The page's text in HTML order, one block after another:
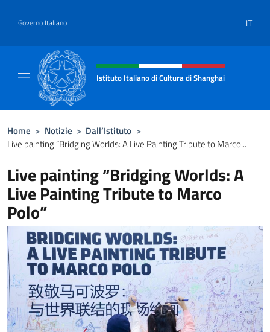
Governo Italiano IT
Intestazione sito, social e menù
Istituto Italiano di Cultura di Shanghai
Home > Notizie > Dall’Istituto >
Live painting “Bridging Worlds: A Live Painting Tribute to Marco...
Live painting “Bridging Worlds: A
Live Painting Tribute to Marco
Polo”